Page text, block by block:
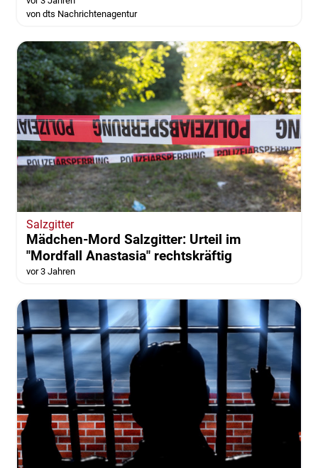
von dts Nachrichtenagentur
Salzgitter
Mädchen-Mord Salzgitter: Urteil im
"Mordfall Anastasia" rechtskräftig
vor 3 Jahren